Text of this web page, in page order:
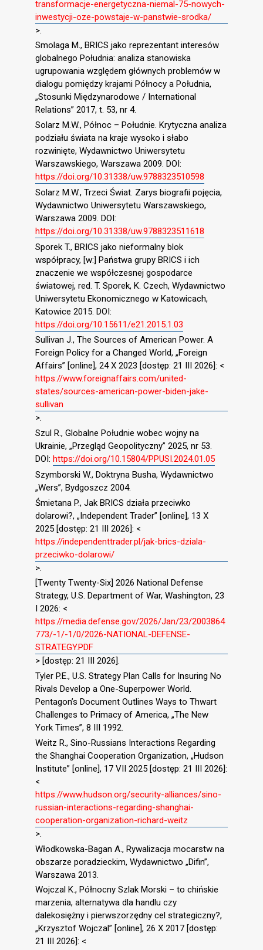
transformacje-energetyczna-niemal-75-nowych-
inwestycji-oze-powstaje-w-panstwie-srodka/
>.
Smolaga M., BRICS jako reprezentant interesów
globalnego Południa: analiza stanowiska
ugrupowania względem głównych problemów w
dialogu pomiędzy krajami Północy a Południa,
„Stosunki Międzynarodowe / International
Relations” 2017, t. 53, nr 4.
Solarz M.W., Północ – Południe. Krytyczna analiza
podziału świata na kraje wysoko i słabo
rozwinięte, Wydawnictwo Uniwersytetu
Warszawskiego, Warszawa 2009. DOI:
https://doi.org/10.31338/uw.9788323510598
Solarz M.W., Trzeci Świat. Zarys biografii pojęcia,
Wydawnictwo Uniwersytetu Warszawskiego,
Warszawa 2009. DOI:
https://doi.org/10.31338/uw.9788323511618
Sporek T., BRICS jako nieformalny blok
współpracy, [w:] Państwa grupy BRICS i ich
znaczenie we współczesnej gospodarce
światowej, red. T. Sporek, K. Czech, Wydawnictwo
Uniwersytetu Ekonomicznego w Katowicach,
Katowice 2015. DOI:
https://doi.org/10.15611/e21.2015.1.03
Sullivan J., The Sources of American Power. A
Foreign Policy for a Changed World, „Foreign
Affairs” [online], 24 X 2023 [dostęp: 21 III 2026]: <
https://www.foreignaffairs.com/united-
states/sources-american-power-biden-jake-
sullivan
>.
Szul R., Globalne Południe wobec wojny na
Ukrainie, „Przegląd Geopolityczny” 2025, nr 53.
DOI: https://doi.org/10.15804/PPUSI.2024.01.05
Szymborski W., Doktryna Busha, Wydawnictwo
„Wers”, Bydgoszcz 2004.
Śmietana P., Jak BRICS działa przeciwko
dolarowi?, „Independent Trader” [online], 13 X
2025 [dostęp: 21 III 2026]: <
https://independenttrader.pl/jak-brics-dziala-
przeciwko-dolarowi/
>.
[Twenty Twenty-Six] 2026 National Defense
Strategy, U.S. Department of War, Washington, 23
I 2026: <
https://media.defense.gov/2026/Jan/23/2003864
773/-1/-1/0/2026-NATIONAL-DEFENSE-
STRATEGY.PDF
> [dostęp: 21 III 2026].
Tyler P.E., U.S. Strategy Plan Calls for Insuring No
Rivals Develop a One-Superpower World.
Pentagon’s Document Outlines Ways to Thwart
Challenges to Primacy of America, „The New
York Times”, 8 III 1992.
Weitz R., Sino-Russians Interactions Regarding
the Shanghai Cooperation Organization, „Hudson
Institute” [online], 17 VII 2025 [dostęp: 21 III 2026]:
<
https://www.hudson.org/security-alliances/sino-
russian-interactions-regarding-shanghai-
cooperation-organization-richard-weitz
>.
Włodkowska-Bagan A., Rywalizacja mocarstw na
obszarze poradzieckim, Wydawnictwo „Difin”,
Warszawa 2013.
Wojczal K., Północny Szlak Morski – to chińskie
marzenia, alternatywa dla handlu czy
dalekosiężny i pierwszorzędny cel strategiczny?,
„Krzysztof Wojczal” [online], 26 X 2017 [dostęp:
21 III 2026]: <